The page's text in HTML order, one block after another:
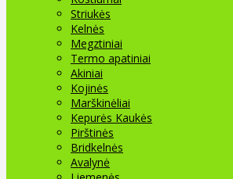
Striukės
Kelnės
Megztiniai
Termo apatiniai
Akiniai
Kojinės
Marškinėliai
Kepurės Kaukės
Pirštinės
Bridkelnės
Avalynė